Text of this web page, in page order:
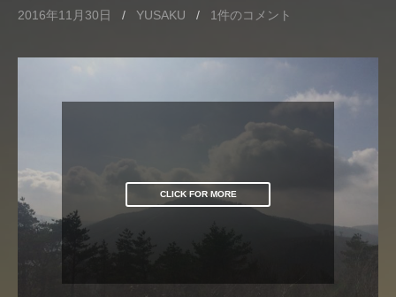
2016年11月30日 / YUSAKU / 1件のコメント
CLICK FOR MORE